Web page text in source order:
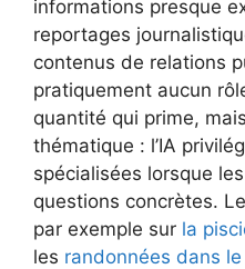
informations presque
reportages
contenus de relations
pratiquement aucun
quantité qui prime,
thématique : l’IA
spécialisées lorsque
questions concrètes.
par exemple sur la
les randonnées dans